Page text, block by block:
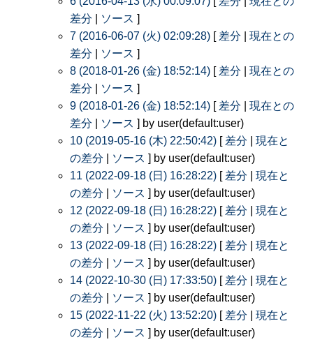
差分
ソース ]
7 (2016-06-07 (火) 02:09:28) [ 差分
現在との
差分
ソース ]
8 (2018-01-26 (金) 18:52:14) [ 差分
現在との
差分
ソース ]
9 (2018-01-26 (金) 18:52:14) [ 差分
現在との
差分
ソース ] by user(default:user)
10 (2019-05-16 (木) 22:50:42) [ 差分
現在と
の差分
ソース ] by user(default:user)
11 (2022-09-18 (日) 16:28:22) [ 差分
現在と
の差分
ソース ] by user(default:user)
12 (2022-09-18 (日) 16:28:22) [ 差分
現在と
の差分
ソース ] by user(default:user)
13 (2022-09-18 (日) 16:28:22) [ 差分
現在と
の差分
ソース ] by user(default:user)
14 (2022-10-30 (日) 17:33:50) [ 差分
現在と
の差分
ソース ] by user(default:user)
15 (2022-11-22 (火) 13:52:20) [ 差分
現在と
の差分
ソース ] by user(default:user)